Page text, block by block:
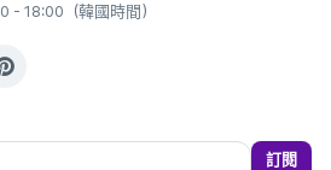
- 18:00（韓國時間）
訂閱